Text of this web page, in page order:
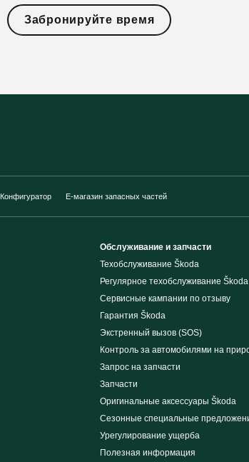
Забронируйте время
Конфигуратор E-магазин запасных частей
Обслуживание и запчасти
Техобслуживание Škoda
Регулярное техобслуживание Škoda
Сервисные кампании по отзыву
Гарантия Škoda
Экстренный вызов (SOS)
Контроль за автомобилями на
Запрос на запчасти
Запчасти
Оригинальные аксессуары Škoda
Сезонные специальные
Урегулирование ущерба
Полезная информация